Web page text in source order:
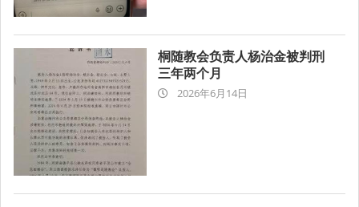
桐随教会负责人杨治金被判刑
三年两个月
2026-2026年6月14日